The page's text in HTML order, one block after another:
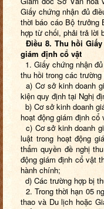
Giấy chứng nhận đủ
thời báo cáo Bộ trưởng
hợp từ chối, phải trả lời
Điều 8. Thu hồi
giám định cổ vật
1. Giấy chứng nhận
thu hồi trong các
a) Cơ sở kinh doanh
kiện quy định tại Nghị
b) Cơ sở kinh doanh
hoạt động giám định cổ
c) Cơ sở kinh doanh
luật trong hoạt động
thẩm quyền đề nghị
động giám định cổ vật
hành chính;
d) Các trường hợp bị
2. Trong thời hạn 05
thao và Du lịch hoặc